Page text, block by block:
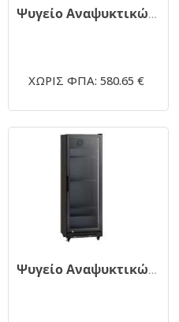
Ψυγείο Αναψυκτικών 160Lt 390x475x1880mm SCANCOOL SD 217 B
ΧΩΡΙΣ ΦΠΑ: 580.65 €
Ψυγείο Αναψυκτικών 250Lt 538x505x1575mm THINKCOOL SD 181B